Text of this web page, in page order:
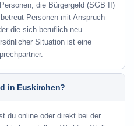
die Bürgergeld (SGB II)
Personen mit Anspruch
die sich beruflich neu
Situation ist eine
in Euskirchen?
du online oder direkt bei der